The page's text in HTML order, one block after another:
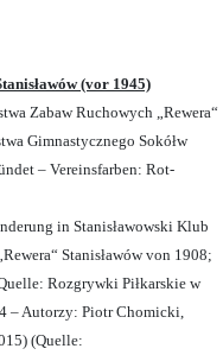
(vor 1945)
Zabaw Ruchowych „Rewera“
Gimnastycznego Sokółw
– Vereinsfarben: Rot-
in Stanisławowski Klub
Stanisławów von 1908;
Rozgrywki Piłkarskie w
– Autorzy: Piotr Chomicki,
(Quelle: